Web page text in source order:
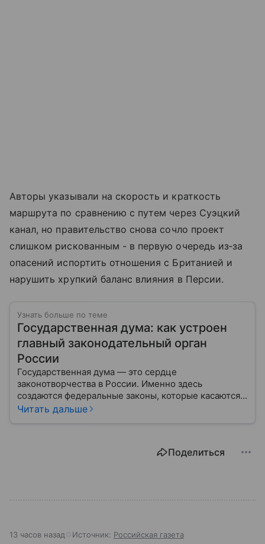
Авторы указывали на скорость и краткость
маршрута по сравнению с путем через Суэцкий
канал, но правительство снова сочло проект
слишком рискованным - в первую очередь из‑за
опасений испортить отношения с Британией и
нарушить хрупкий баланс влияния в Персии.
Узнать больше по теме
Государственная дума: как устроен
главный законодательный орган
России
Государственная дума — это сердце
законотворчества в России. Именно здесь
создаются федеральные законы, которые касаются
жизни каждого гражданина: от образования и
Читать дальше
Поделиться
13 часов назад Источник: Российская газета